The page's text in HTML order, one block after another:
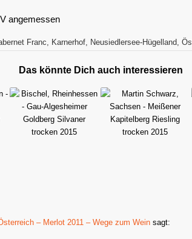
angemessen
Franc Karnerhof Neusiedlersee-Hügelland
Das könnte Dich auch interessieren
– Merlot 2011 – Wege zum Wein sagt: